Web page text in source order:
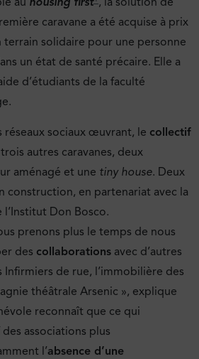
caravane a été acquise à prix
terrain solidaire pour une personne
un état de santé précaire. Elle a
d’étudiants de la faculté
réseaux sociaux œuvrant, le collectif
autres caravanes, deux
aménagé et une tiny house. Deux
construction, en partenariat avec la
Don Bosco.
prenons plus le temps de nous
des collaborations avec d’autres
de rue, l’immobilière des
théâtrale Arsenic », explique
reconnaît que ce qui
associations plus
l’absence d’une